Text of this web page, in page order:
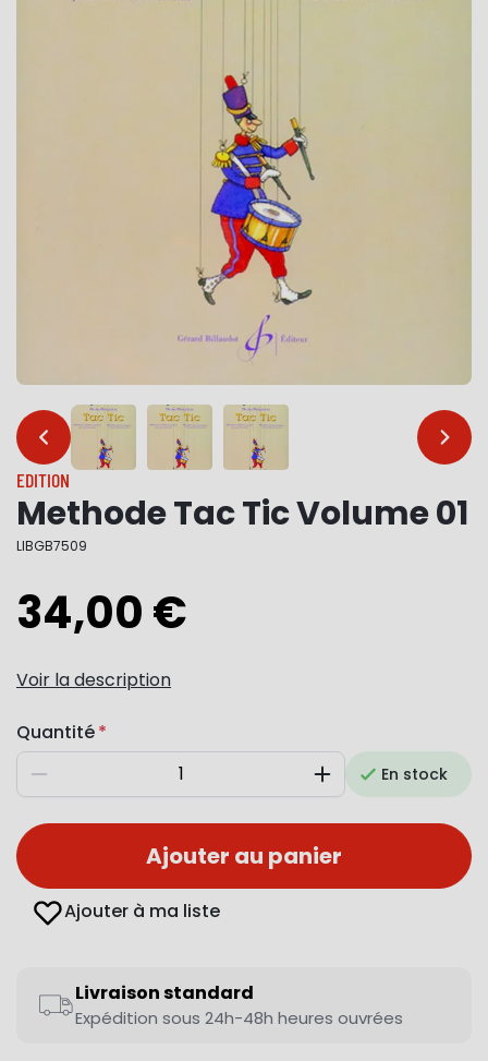
… …
EDITION
Methode Tac Tic Volume 01
LIBGB7509
34,00 €
Voir la description
Quantité
Diminuer AugmenterEn stock
Ajouter au panier
Ajouter à ma liste
Livraison standard
Expédition sous 24h-48h heures ouvrées